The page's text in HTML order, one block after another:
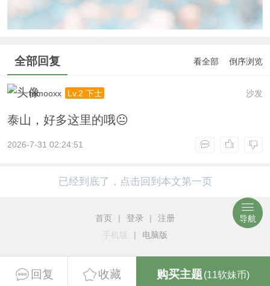
全部回复 看全部 倒序浏览
沙发
mmooxx Lv.2 下士
泰山，好多这里的哦😐
2026-7-31 02:24:51
回复 收藏 购买主题(11软妹币)
已经到底了，点击回到本文第一页
首页 | 登录 |
注册
手机版
| 电脑版
导航